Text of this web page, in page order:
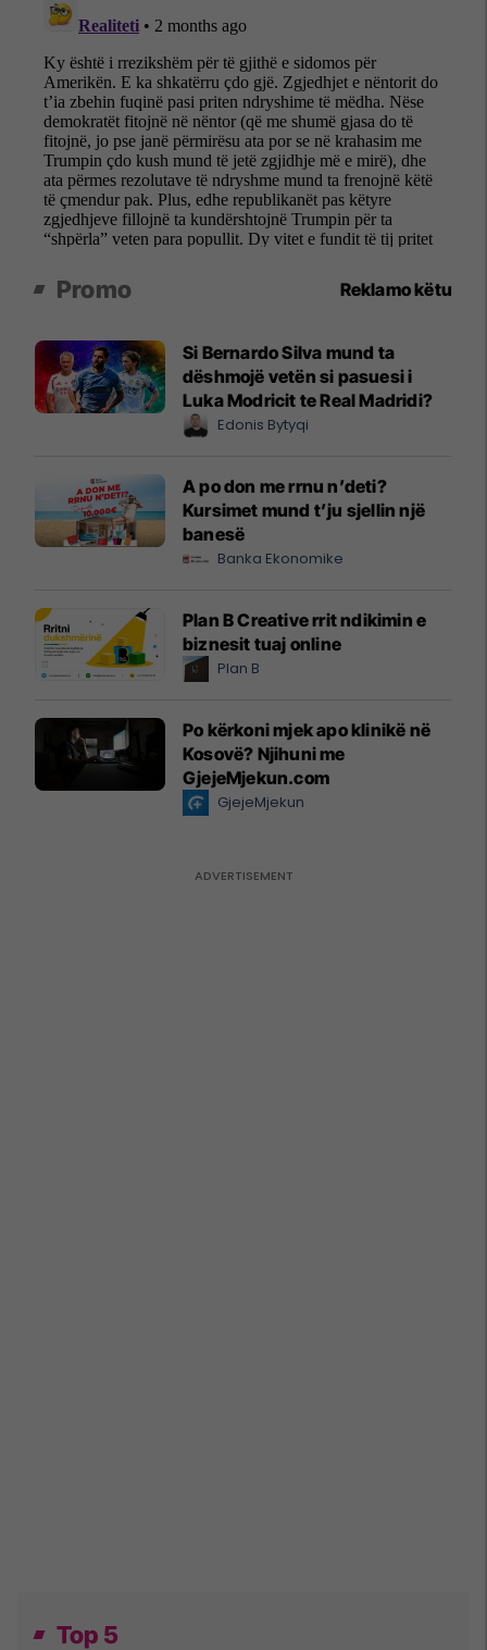
Promo Reklamo këtu
Si Bernardo Silva mund ta
dëshmojë vetën si pasuesi i
Luka Modricit te Real Madridi?
Edonis Bytyqi
A po don me rrnu n’deti?
Kursimet mund t’ju sjellin një
banesë
Banka Ekonomike
Plan B Creative rrit ndikimin e
biznesit tuaj online
Plan B
Po kërkoni mjek apo klinikë në
Kosovë? Njihuni me
GjejeMjekun.com
GjejeMjekun
Top 5